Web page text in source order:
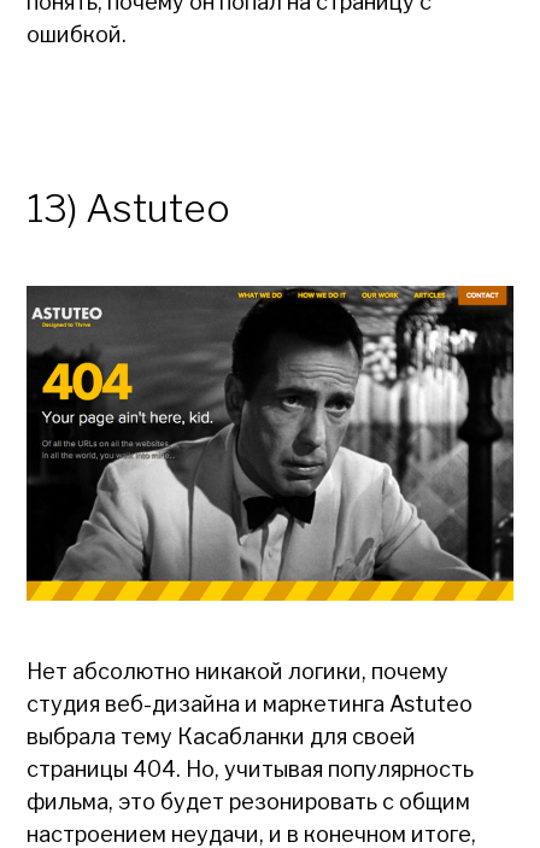
ошибкой.
13) Astuteo
Нет абсолютно никакой логики, почему
студия веб-дизайна и маркетинга Astuteo
выбрала тему Касабланки для своей
страницы 404. Но, учитывая популярность
фильма, это будет резонировать с общим
настроением неудачи, и в конечном итоге,